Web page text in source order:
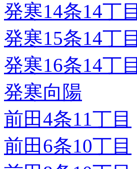
発寒14条14丁目
発寒15条14丁目
発寒16条14丁目
発寒向陽
前田4条11丁目
前田6条10丁目